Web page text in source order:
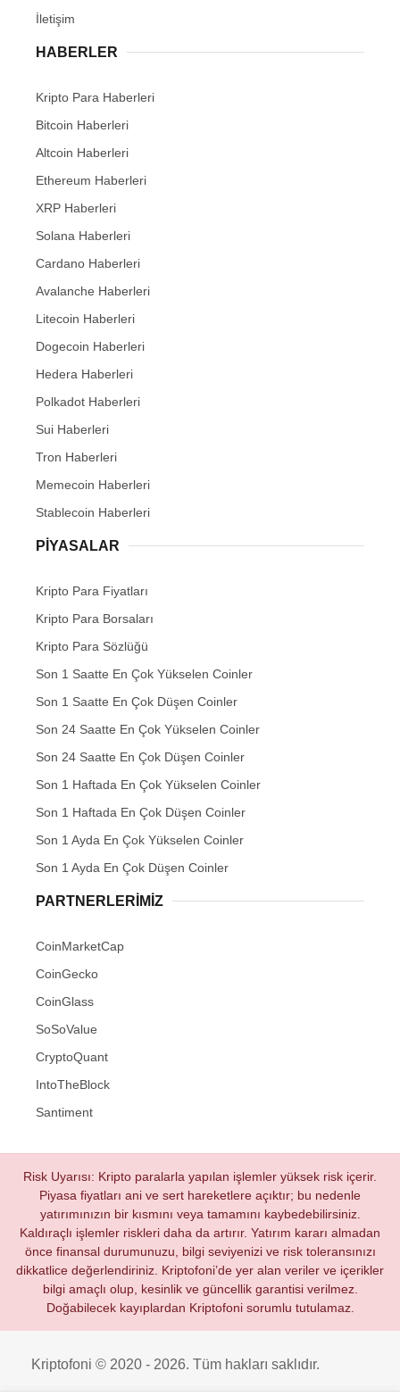
İletişim
HABERLER
Kripto Para Haberleri
Bitcoin Haberleri
Altcoin Haberleri
Ethereum Haberleri
XRP Haberleri
Solana Haberleri
Cardano Haberleri
Avalanche Haberleri
Litecoin Haberleri
Dogecoin Haberleri
Hedera Haberleri
Polkadot Haberleri
Sui Haberleri
Tron Haberleri
Memecoin Haberleri
Stablecoin Haberleri
PIYASALAR
Kripto Para Fiyatları
Kripto Para Borsaları
Kripto Para Sözlüğü
Son 1 Saatte En Çok Yükselen Coinler
Son 1 Saatte En Çok Düşen Coinler
Son 24 Saatte En Çok Yükselen Coinler
Son 24 Saatte En Çok Düşen Coinler
Son 1 Haftada En Çok Yükselen Coinler
Son 1 Haftada En Çok Düşen Coinler
Son 1 Ayda En Çok Yükselen Coinler
Son 1 Ayda En Çok Düşen Coinler
PARTNERLERIMIZ
CoinMarketCap
CoinGecko
CoinGlass
SoSoValue
CryptoQuant
IntoTheBlock
Santiment
Risk Uyarısı: Kripto paralarla yapılan işlemler yüksek risk içerir.
Piyasa fiyatları ani ve sert hareketlere açıktır; bu nedenle
yatırımınızın bir kısmını veya tamamını kaybedebilirsiniz.
Kaldıraçlı işlemler riskleri daha da artırır. Yatırım kararı almadan
önce finansal durumunuzu, bilgi seviyenizi ve risk toleransınızı
dikkatlice değerlendiriniz. Kriptofoni’de yer alan veriler ve içerikler
bilgi amaçlı olup, kesinlik ve güncellik garantisi verilmez.
Doğabilecek kayıplardan Kriptofoni sorumlu tutulamaz.
Kriptofoni © 2020 - 2026. Tüm hakları saklıdır.